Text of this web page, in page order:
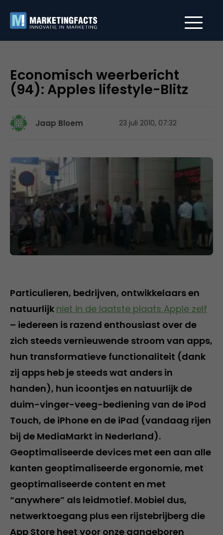
Economisch weerbericht
(94): Apples lifestyle-Blitz
Jaap Bloem 23 juli 2010, 07:32
Particulieren, bedrijven, ontwikkelaars en
natuurlijk niet in de laatste plaats Apple zelf
– iedereen is razend enthousiast over de
zich steeds vernieuwende stroom van apps,
hun transformatieve functionaliteit (dank
zij apps heb je steeds wat anders in
handen), hun icoontjes en natuurlijk de
duim-vinger-veeg-bediening van de iPod
Touch, de iPhone en de iPad (vandaag rijen
bij de MediaMarkt in Nederland).
Geoptimaliseerde devices met een aan alle
kanten geoptimaliseerde ergonomie, met
geoptimaliseerde content en met
“anywhere” als leidmotief. Mobiel dus,
netwerktoegang plus een rijstebrijberg die
App Store heet voor onze aangeboren